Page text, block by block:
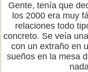
Gente, tenía que
los 2000 era muy
relaciones todo
concreto. Se veía
con un extraño en
sueños en la mesa